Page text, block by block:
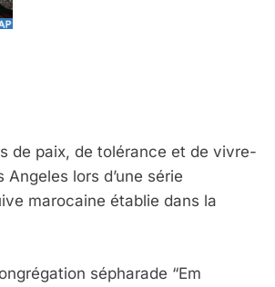
de paix, de tolérance et de vivre-
lors d’une série
marocaine établie dans la
sépharade “Em